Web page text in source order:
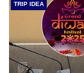
TRIP IDEA